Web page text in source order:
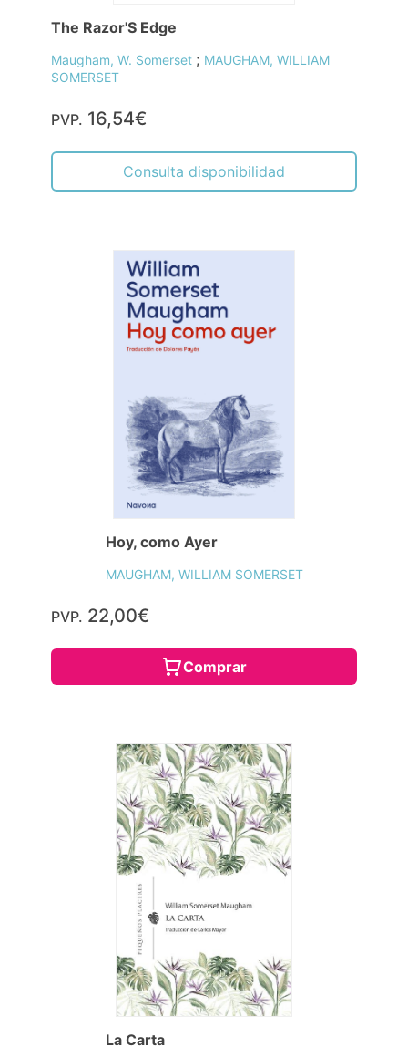
The Razor'S Edge
Maugham, W. Somerset ; MAUGHAM, WILLIAM
SOMERSET
PVP. 16,54€
Consulta disponibilidad
Hoy, como Ayer
MAUGHAM, WILLIAM SOMERSET
PVP. 22,00€
Comprar
La Carta